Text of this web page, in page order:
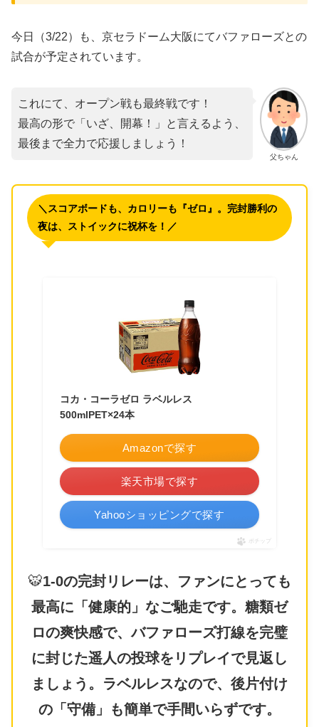
今日（3/22）も、京セラドーム大阪にてバファローズとの
試合が予定されています。
父ちゃん
これにて、オープン戦も最終戦です！
最高の形で「いざ、開幕！」と言えるよう、
最後まで全力で応援しましょう！
＼スコアボードも、カロリーも『ゼロ』。完封勝利の
夜は、ストイックに祝杯を！／
コカ・コーラゼロ ラベルレス
500mlPET×24本
Amazonで探す
楽天市場で探す
Yahooショッピングで探す
ポチップ
🐯1-0の完封リレーは、ファンにとっても
最高に「健康的」なご馳走です。糖類ゼ
ロの爽快感で、バファローズ打線を完璧
に封じた遥人の投球をリプレイで見返し
ましょう。ラベルレスなので、後片付け
の「守備」も簡単で手間いらずです。